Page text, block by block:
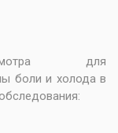
для
боли и холода в